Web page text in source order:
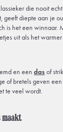
die nooit
geeft diepte aan je
is het een winnaar.
uit als het
en een das of
of bretels geven
te veel wordt.
maakt